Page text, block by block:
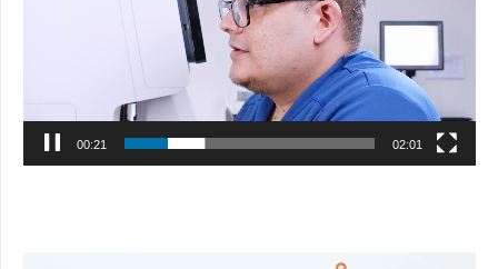
00:22 02:01